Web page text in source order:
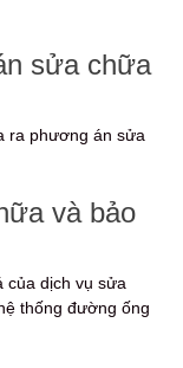
sửa chữa
ra phương án sửa
và bảo
của dịch vụ sửa
thống đường ống